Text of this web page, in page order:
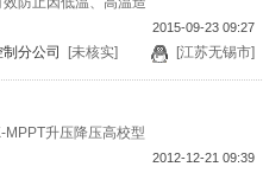
2015-09-23 09:27
[江苏无锡市]
分公司 [未核实]
升压降压高校型
2012-12-21 09:39